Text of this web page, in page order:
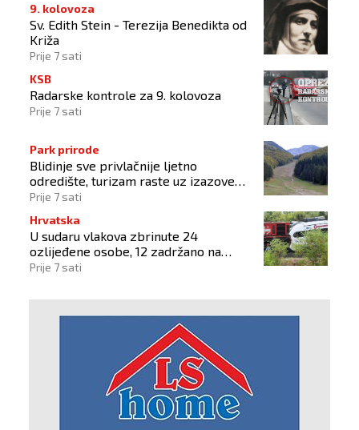
9. kolovoza
Sv. Edith Stein - Terezija Benedikta od
Križa
Prije 7 sati
KSB
Radarske kontrole za 9. kolovoza
Prije 7 sati
Park prirode
Blidinje sve privlačnije ljetno
odredište, turizam raste uz izazove
očuvanja prirode
Prije 7 sati
Hrvatska
U sudaru vlakova zbrinute 24
ozlijeđene osobe, 12 zadržano na
liječenju
Prije 7 sati